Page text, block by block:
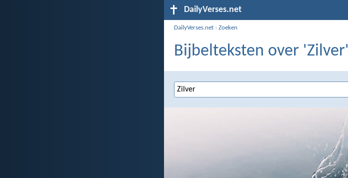
DailyVerses.net
DailyVerses.net ›Zoeken
Bijbelteksten over 'Zilver'